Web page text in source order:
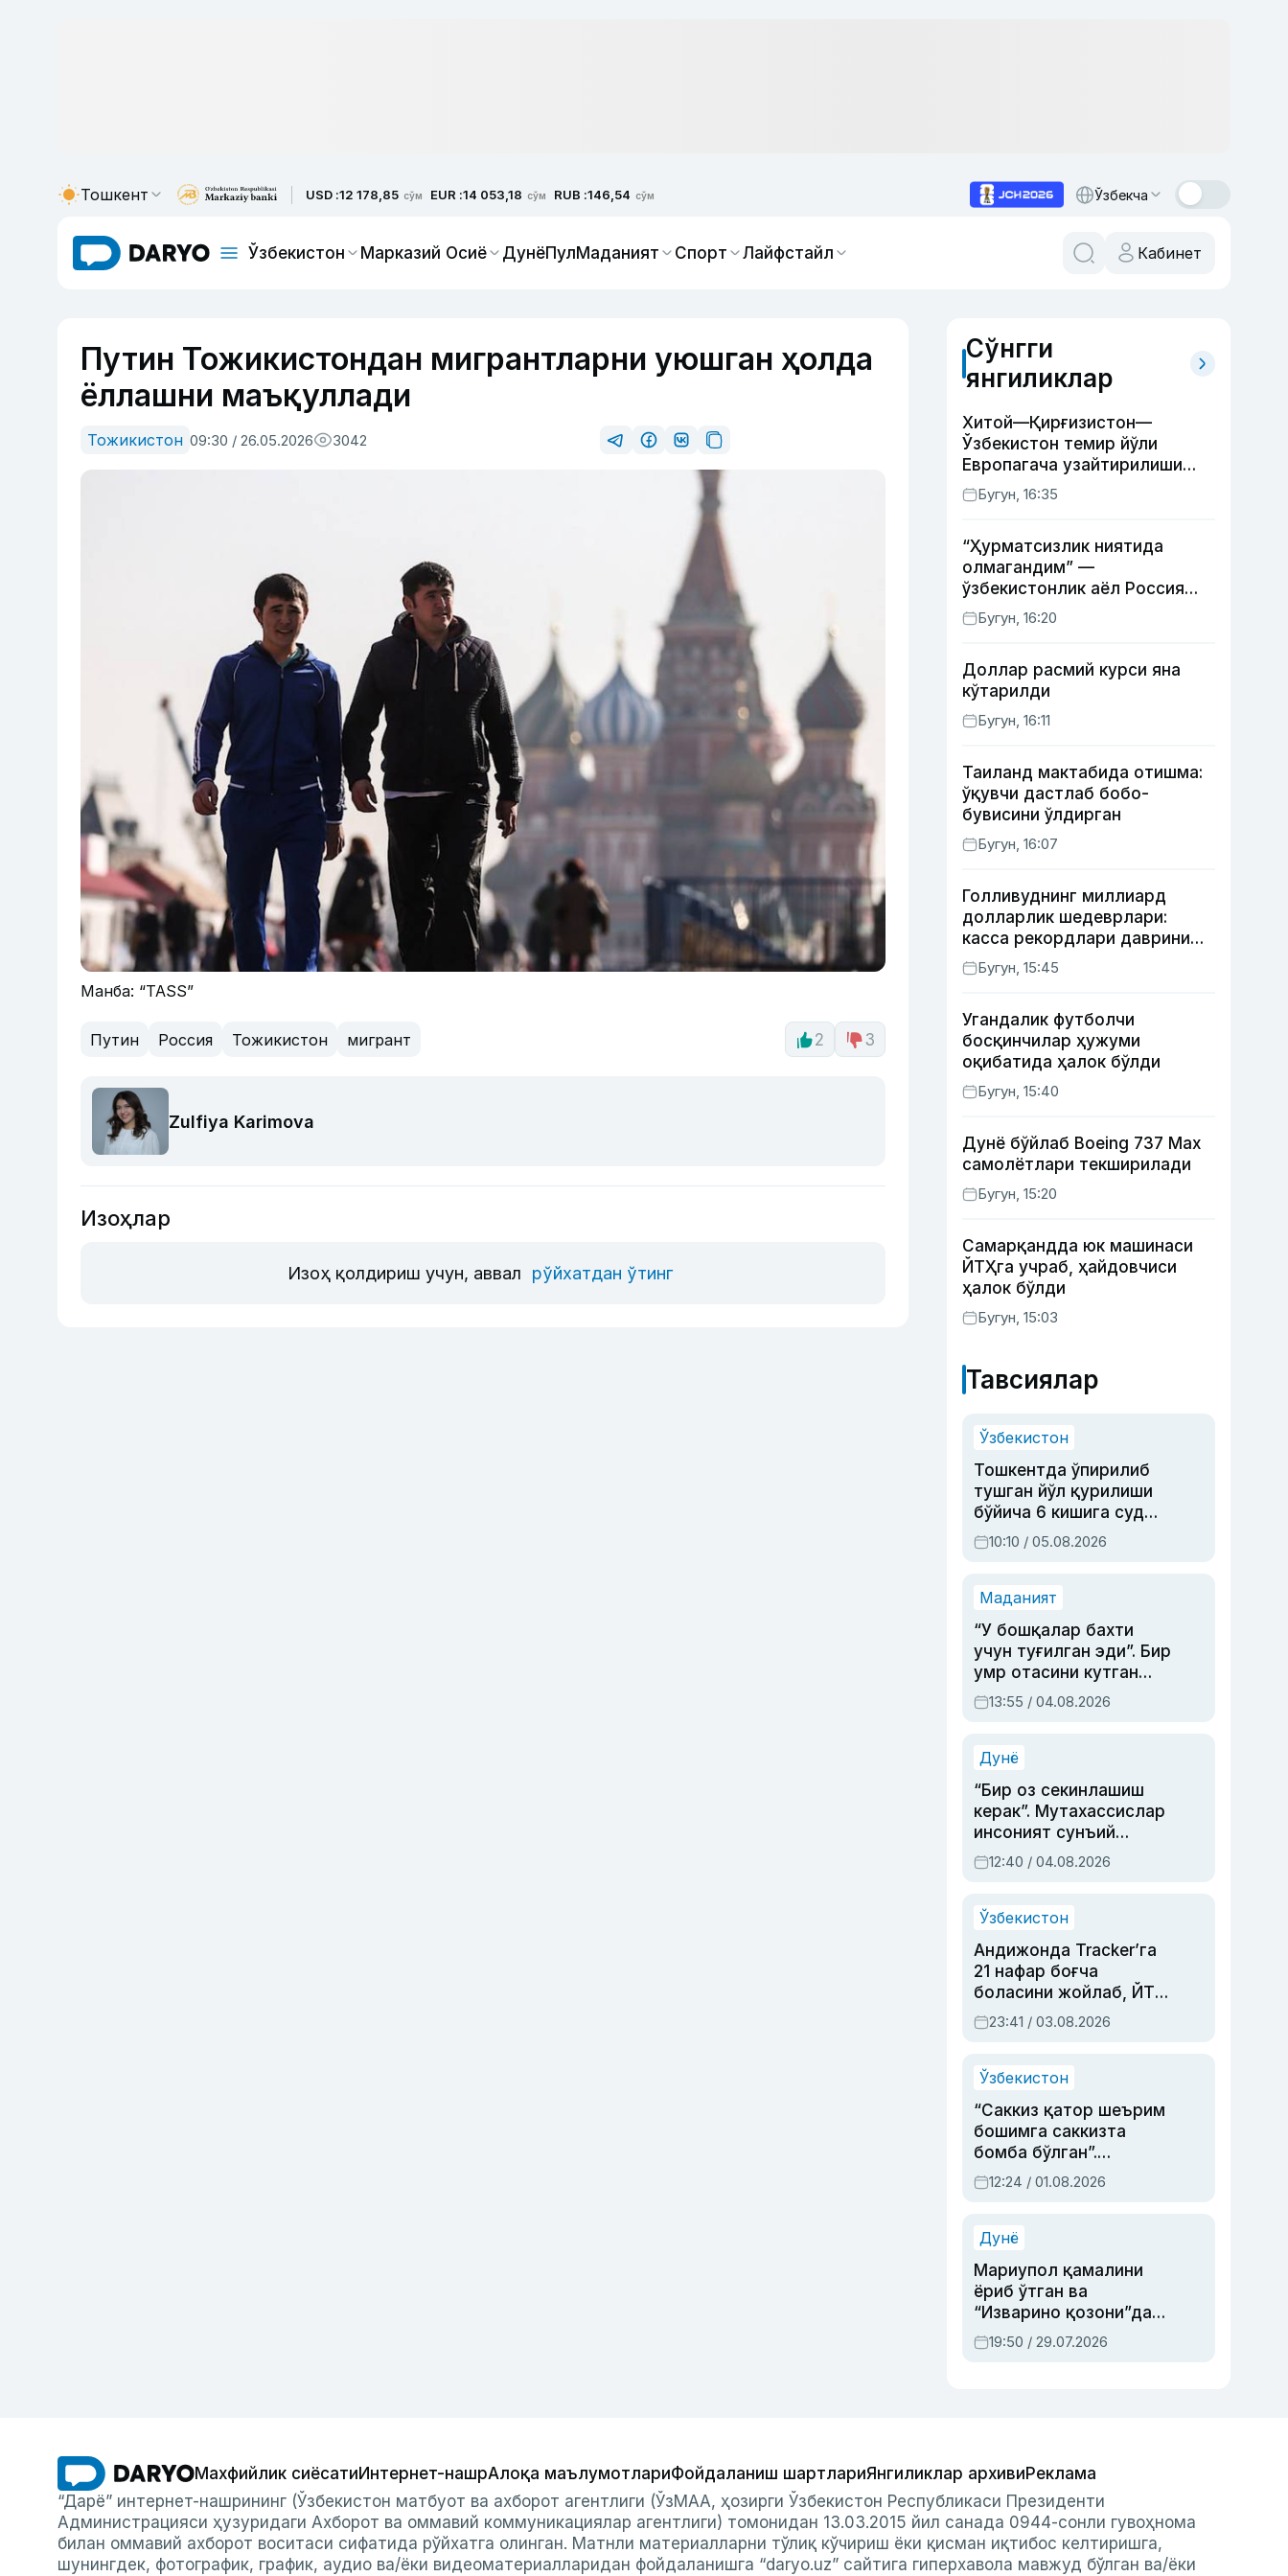
Тошкент USD :12 178,85 сўм EUR :14 053,18 сўм RUB :146,54 сўм Ўзбекча
Ўзбекистон Марказий Осиё ДунёПулМаданият Спорт Лайфстайл Кабинет
Путин Тожикистондан мигрантларни уюшган ҳолда
ёллашни маъқуллади
Тожикистон 09:30 / 26.05.2026 3042
Манба: “TASS”
Путин Россия Тожикистон мигрант 2 3
Zulfiya Karimova
Изоҳлар
Изоҳ қолдириш учун, аввал рўйхатдан ўтинг
Сўнгги
янгиликлар
Хитой—Қирғизистон—
Ўзбекистон темир йўли
Европагача узайтирилиши
мумкин
Бугун, 16:35
“Ҳурматсизлик ниятида
олмагандим” —
ўзбекистонлик аёл Россия
давлат рамзлари туширилган
пояндоз ҳақида
Бугун, 16:20
Доллар расмий курси яна
кўтарилди
Бугун, 16:11
Таиланд мактабида отишма:
ўқувчи дастлаб бобо-
бувисини ўлдирган
Бугун, 16:07
Голливуднинг миллиард
долларлик шедеврлари:
касса рекордлари даврини
бошлаб берган 4 та фильм
Бугун, 15:45
Угандалик футболчи
босқинчилар ҳужуми
оқибатида ҳалок бўлди
Бугун, 15:40
Дунё бўйлаб Boeing 737 Мах
самолётлари текширилади
Бугун, 15:20
Самарқандда юк машинаси
ЙТҲга учраб, ҳайдовчиси
ҳалок бўлди
Бугун, 15:03
Тавсиялар
Ўзбекистон
Тошкентда ўпирилиб
тушган йўл қурилиши
бўйича 6 кишига суд
ҳукми ўқилди
10:10 / 05.08.2026
Маданият
“У бошқалар бахти
учун туғилган эди”. Бир
умр отасини кутган
актриса ва дубльяж
устаси Римма
синовларга тўла ҳаёти
13:55 / 04.08.2026
Дунё
“Бир оз секинлашиш
керак”. Мутахассислар
инсоният сунъий
интеллектни бошқара
олмай қолишидан
12:40 / 04.08.2026
Ўзбекистон
Андижонда Tracker’га
21 нафар боғча
боласини жойлаб, ЙТҲ
содир этган аёлга суд
ҳукми ўқилди
23:41 / 03.08.2026
Ўзбекистон
“Саккиз қатор шеърим
бошимга саккизта
бомба бўлган”.
Абдулла Ориповни
сиёсий айбловлардан
12:24 / 01.08.2026
Дунё
Мариупол қамалини
ёриб ўтган ва
“Изварино қозони”дан
чиққан қаҳрамон —
Украина армияси бош
19:50 / 29.07.2026
Махфийлик сиёсатиИнтернет-нашрАлоқа маълумотлариФойдаланиш шартлариЯнгиликлар архивиРеклама
“Дарё” интернет-нашрининг (Ўзбекистон матбуот ва ахборот агентлиги (ЎзМАА, ҳозирги Ўзбекистон Республикаси Президенти
Администрацияси ҳузуридаги Ахборот ва оммавий коммуникациялар агентлиги) томонидан 13.03.2015 йил санада 0944-сонли гувоҳнома
билан оммавий ахборот воситаси сифатида рўйхатга олинган. Матнли материалларни тўлиқ кўчириш ёки қисман иқтибос келтиришга,
шунингдек, фотографик, график, аудио ва/ёки видеоматериалларидан фойдаланишга “daryo.uz” сайтига гиперхавола мавжуд бўлган ва/ёки